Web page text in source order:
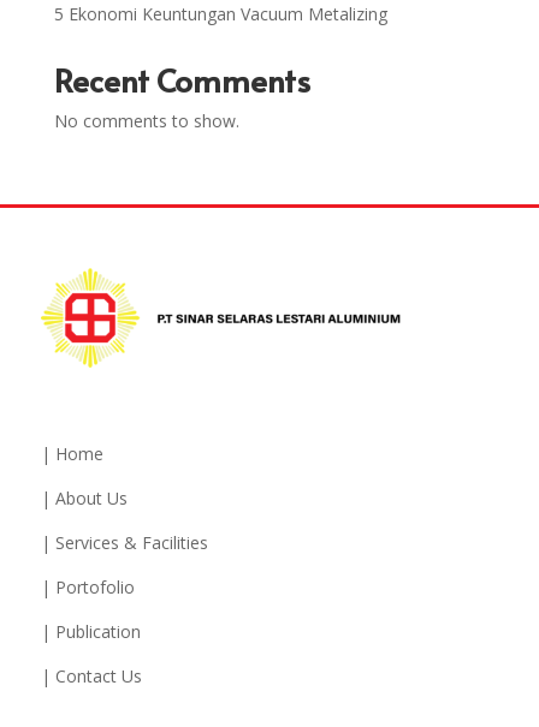
5 Ekonomi Keuntungan Vacuum Metalizing
Recent Comments
No comments to show.
| Home
| About Us
| Services & Facilities
| Portofolio
| Publication
| Contact Us